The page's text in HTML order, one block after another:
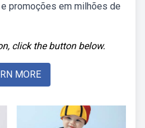
promoções em milhões de
click the button below.
MORE